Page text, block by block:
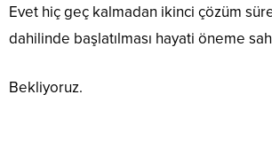
Evet hiç geç kalmadan ikinci çözüm
dahilinde başlatılması hayati öneme
Bekliyoruz.